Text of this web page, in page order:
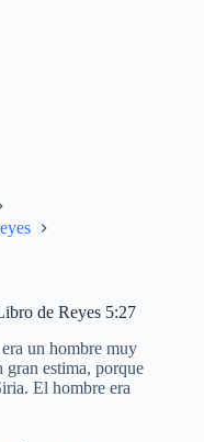
de Reyes 5:27
un hombre muy
gran estima, porque
El hombre era